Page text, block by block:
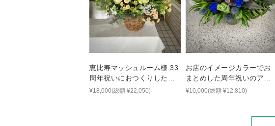
恵比寿マッシュルーム様 33
周年祝いにおつくりしたナ
チュラルな生花アレンジ
¥18,000(総額 ¥22,050)
お店のイメージカラーでお
まとめした周年祝いのアレ
ンジ
¥10,000(総額 ¥12,810)